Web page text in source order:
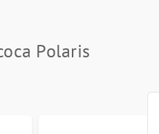
Polaris